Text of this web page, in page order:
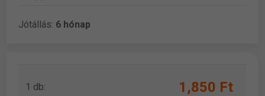
Jótállás: 6 hónap
1 db: 1,850 Ft